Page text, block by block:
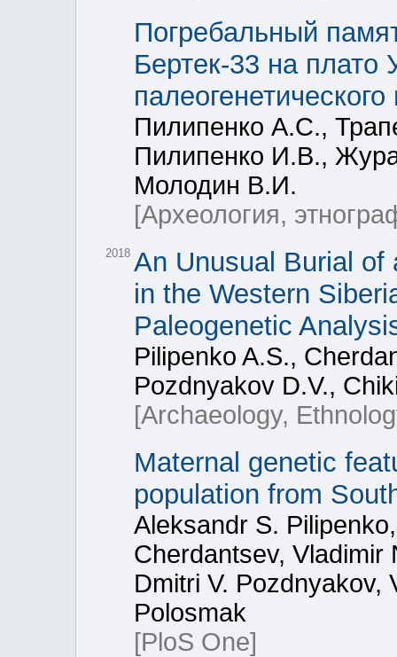
Погребальный
Бертек-33 на плато
Пилипенко А.С.,
Пилипенко И.В.,
Молодин В.И.
[Археология,
2018 An Unusual Burial of
in the Western
Paleogenetic
Pilipenko A.S.,
Pozdnyakov D.V.,
[Archaeology,
Maternal genetic
population from
Aleksandr S.
Cherdantsev, Vladimir
Dmitri V. Pozdnyakov,
Polosmak
[PloS One]